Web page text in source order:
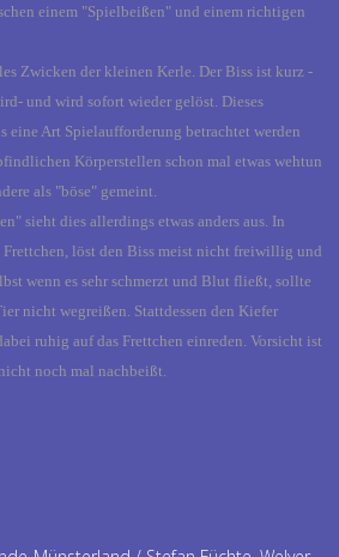
einem "Spielbeißen" und einem richtigen
Zwicken der kleinen Kerle. Der Biss ist kurz -
und wird sofort wieder gelöst. Dieses
eine Art Spielaufforderung betrachtet werden
Körperstellen schon mal etwas wehtun
als "böse" gemeint.
sieht dies allerdings etwas anders aus. In
löst den Biss meist nicht freiwillig und
wenn es sehr schmerzt und Blut fließt, sollte
nicht wegreißen. Stattdessen den Kiefer
ruhig auf das Frettchen einreden. Vorsicht ist
noch mal nachbeißt.